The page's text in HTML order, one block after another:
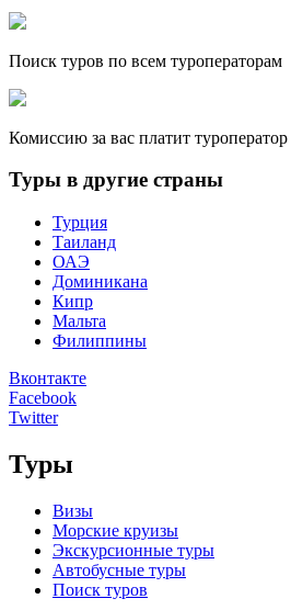
Поиск туров по всем туроператорам
Комиссию за вас платит туроператор
Туры в другие страны
Турция
Таиланд
ОАЭ
Доминикана
Кипр
Мальта
Филиппины
Вконтакте
Facebook
Twitter
Туры
Визы
Морские круизы
Экскурсионные туры
Автобусные туры
Поиск туров